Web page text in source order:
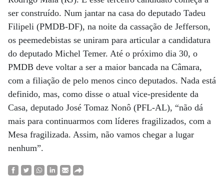
ser construído. Num jantar na casa do deputado Tadeu
Filipeli (PMDB-DF), na noite da cassação de Jefferson,
os peemedebistas se uniram para articular a candidatura
do deputado Michel Temer. Até o próximo dia 30, o
PMDB deve voltar a ser a maior bancada na Câmara,
com a filiação de pelo menos cinco deputados. Nada está
definido, mas, como disse o atual vice-presidente da
Casa, deputado José Tomaz Nonô (PFL-AL), “não dá
mais para continuarmos com líderes fragilizados, com a
Mesa fragilizada. Assim, não vamos chegar a lugar
nenhum”.